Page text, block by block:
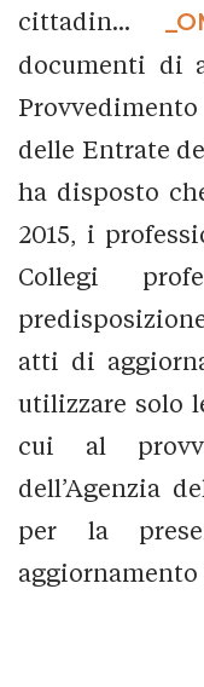
cittadin...
documenti di
delle Entrate
ha disposto
2015, i
Collegi
atti di
utilizzare solo
cui al
dell’Agenzia
per la
aggiornamento